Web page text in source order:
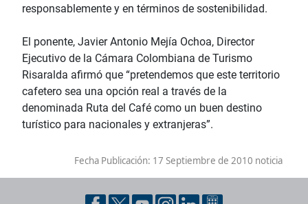
responsablemente y en términos de sostenibilidad.
El ponente, Javier Antonio Mejía Ochoa, Director
Ejecutivo de la Cámara Colombiana de Turismo
Risaralda afirmó que “pretendemos que este territorio
cafetero sea una opción real a través de la
denominada Ruta del Café como un buen destino
turístico para nacionales y extranjeras”.
Fecha Publicación: 17 Septiembre de 2010 noticia